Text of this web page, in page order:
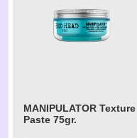
MANIPULATOR Texture
Paste 75gr.